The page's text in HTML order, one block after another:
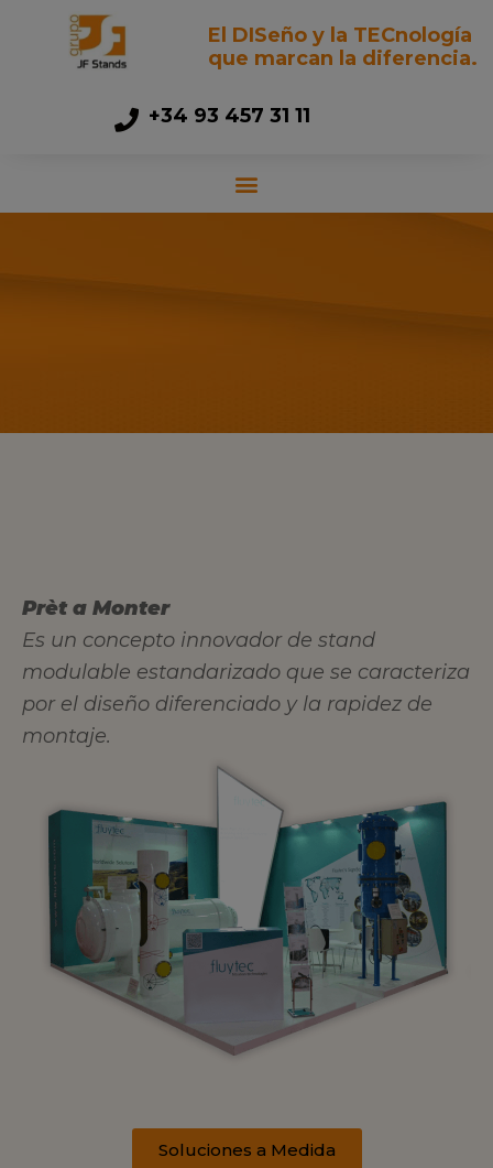
El DISeño y la TECnología
que marcan la diferencia.
+34 93 457 31 11
Prèt a Monter
Es un concepto innovador de stand
modulable estandarizado que se caracteriza
por el diseño diferenciado y la rapidez de
montaje.
Soluciones a Medida